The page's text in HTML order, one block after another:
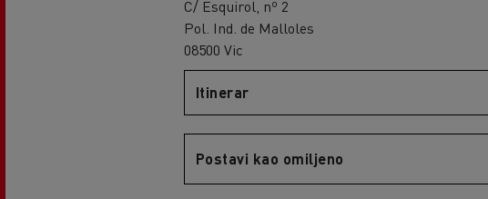
C/ Esquirol, nº 2
Pol. Ind. de Malloles
08500 Vic
Itinerar
Postavi kao omiljeno